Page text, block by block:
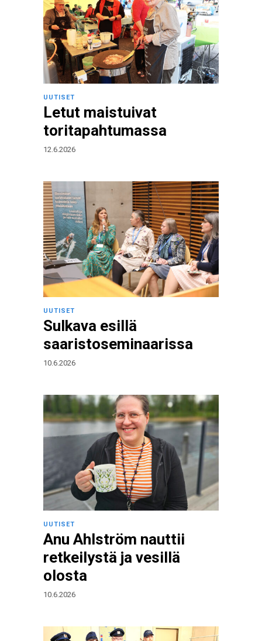
UUTISET
Letut maistuivat
toritapahtumassa
12.6.2026
UUTISET
Sulkava esillä
saaristoseminaarissa
10.6.2026
UUTISET
Anu Ahlström nauttii
retkeilystä ja vesillä
olosta
10.6.2026